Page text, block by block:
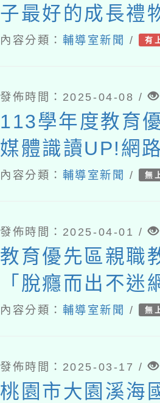
子最好的成長禮
內容分類： 輔導室新聞 / 有
發佈時間：2025-04-08 /
113學年度教育
媒體識讀UP!網
SAFE!親職講座
內容分類： 輔導室新聞 / 無
發佈時間：2025-04-01 /
教育優先區親職
「脫癮而出不迷
代父母的3C教
內容分類： 輔導室新聞 / 無
發佈時間：2025-03-17 /
桃園市大園溪海